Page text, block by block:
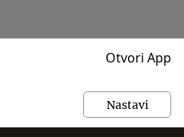
Otvori App
Nastavi